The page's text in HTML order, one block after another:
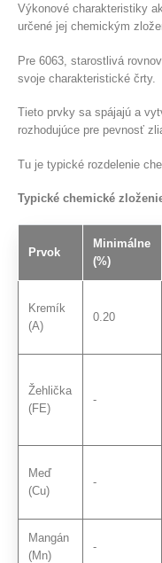
Výkonové charakteristiky
určené jej chemickým
Pre 6063, starostlivá
svoje charakteristické črty.
Tieto prvky sa spájajú a
rozhodujúce pre pevnosť
Tu je typické rozdelenie
Typické chemické
Prvok
Minimálne
(%)
Kremík
(A)
0.20
Žehlička
(FE)
-
Meď
(Cu)
-
Mangán
(Mn)
-